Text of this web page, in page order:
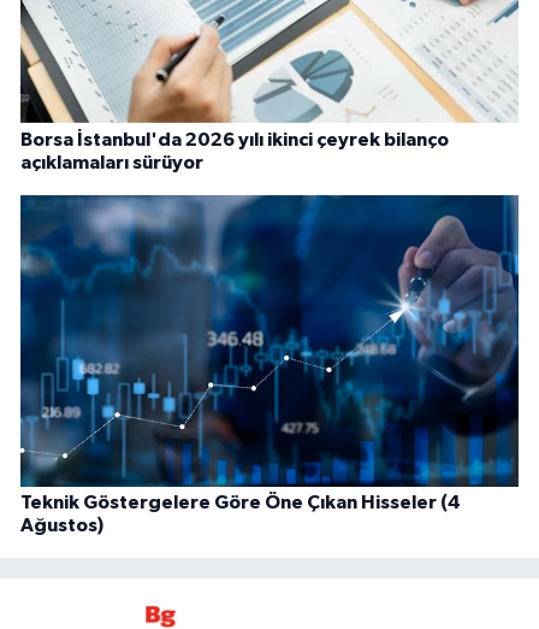
Borsa İstanbul'da 2026 yılı ikinci çeyrek bilanço
açıklamaları sürüyor
Teknik Göstergelere Göre Öne Çıkan Hisseler (4
Ağustos)